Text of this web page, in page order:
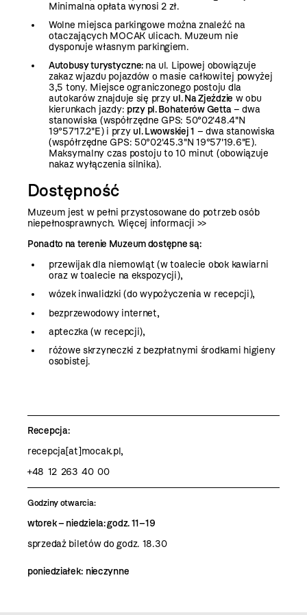
Minimalna opłata wynosi 2 zł.
Wolne miejsca parkingowe można znaleźć na
otaczających MOCAK ulicach. Muzeum nie
dysponuje własnym parkingiem.
Autobusy turystyczne: na ul. Lipowej obowiązuje
zakaz wjazdu pojazdów o masie całkowitej powyżej
3,5 tony. Miejsce ograniczonego postoju dla
autokarów znajduje się przy ul. Na Zjeździe w obu
kierunkach jazdy: przy pl. Bohaterów Getta– dwa
stanowiska (współrzędne GPS: 50°02'48.4"N
19°57'17.2"E) i przy ul. Lwowskiej 1 – dwa stanowiska
(współrzędne GPS: 50°02'45.3"N 19°57'19.6"E).
Maksymalny czas postoju to 10 minut (obowiązuje
nakaz wyłączenia silnika).
Dostępność
Muzeum jest w pełni przystosowane do potrzeb osób
niepełnosprawnych. Więcej informacji >>
Ponadto na terenie Muzeum dostępne są:
przewijak dla niemowląt (w toalecie obok kawiarni
oraz w toalecie na ekspozycji),
wózek inwalidzki (do wypożyczenia w recepcji),
bezprzewodowy internet,
apteczka (w recepcji),
różowe skrzyneczki z bezpłatnymi środkami higieny
osobistej.
Recepcja:
recepcja[at]mocak.pl,
+48 12 263 40 00
Godziny otwarcia:
wtorek – niedziela: godz. 11–19
sprzedaż biletów do godz. 18.30
poniedziałek: nieczynne